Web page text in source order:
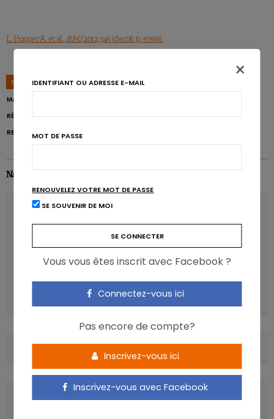
L. Hooper A. et al.,BMJ, 2012; 345 (dec06 1): e7666.
TAGS CANCER DÉBAT SUR LA SANTÉ
MALADIES CARDIOVASCULAIRES
RÉDUCTION DU TOUR DE TAILLE
RÉGIME
RÉGIME ALIMENTAIRE SAIN
RESTRICTIONS ALIMENTAIRES
Nathalie Ameloot
ARTICLE PRÉCÉDENT
Réseaux sociaux: l’impact des amis sur le comportement
alimentaire
Légère carence en iode malgré l’enrichissement du sel
des boulangers
COMMENTS(0)
×
IDENTIFIANT OU ADRESSE E-MAIL
MOT DE PASSE
RENOUVELEZ VOTRE MOT DE PASSE
SE SOUVENIR DE MOI
Vous vous êtes inscrit avec Facebook ?
Connectez-vous ici
Pas encore de compte?
Inscrivez-vous ici
Inscrivez-vous avec Facebook